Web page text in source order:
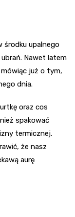
środku upalnego
Nawet latem
już o tym,
dnia.
oraz cos
spakować
termicznej.
że nasz
aurę